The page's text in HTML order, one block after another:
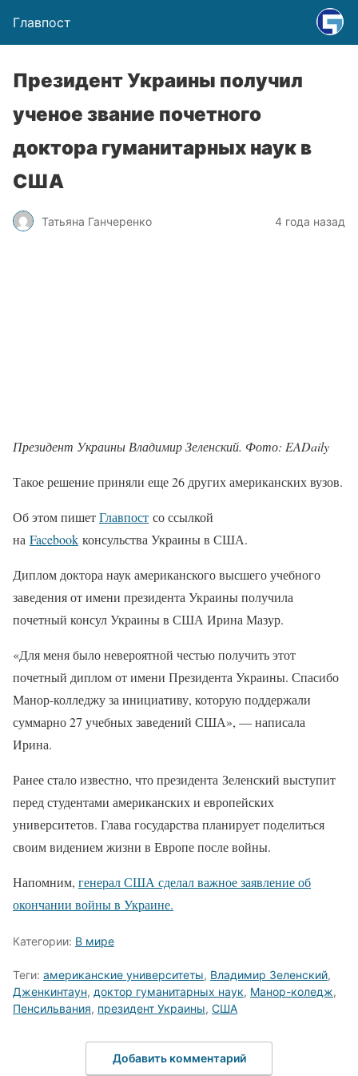
Главпост
Президент Украины получил
ученое звание почетного
доктора гуманитарных наук в
США
Татьяна Ганчеренко 4 года назад
Президент Украины Владимир Зеленский. Фото: EADaily
Такое решение приняли еще 26 других американских вузов.
Об этом пишетГлавпост со ссылкой
на Facebook консульства Украины в США.
Диплом доктора наук американского высшего учебного
заведения от имени президента Украины получила
почетный консул Украины в США Ирина Мазур.
«Для меня было невероятной честью получить этот
почетный диплом от имени Президента Украины. Спасибо
Манор-колледжу за инициативу, которую поддержали
суммарно 27 учебных заведений США», — написала
Ирина.
Ранее стало известно, что президента Зеленский выступит
перед студентами американских и европейских
университетов. Глава государства планирует поделиться
своим видением жизни в Европе после войны.
Напомним, генерал США сделал важное заявление об
окончании войны в Украине.
Категории: В мире
Теги: американские университеты, Владимир Зеленский,
Дженкинтаун, доктор гуманитарных наук, Манор-коледж,
Пенсильвания, президент Украины, США
Добавить комментарий